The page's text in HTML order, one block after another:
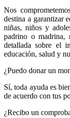
Nos
destina a garantizar
niñas, niños y
padrino o madrina,
detallada sobre el
educación, salud y
¿Puedo donar un
Sí, toda ayuda es
de acuerdo con tus
¿Recibo un